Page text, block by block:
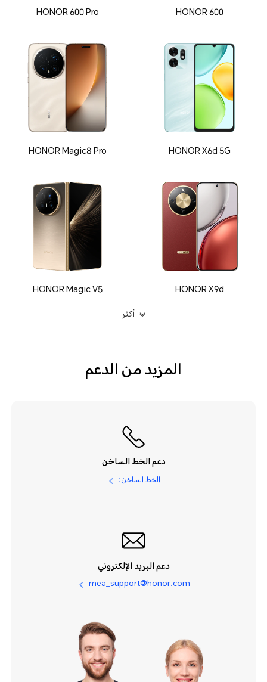
HONOR 600
HONOR 600 Pro
HONOR X6d 5G
HONOR Magic8 Pro
HONOR X9d
HONOR Magic V5
أكثر
المزيد من الدعم
دعم الخط الساخن
الخط الساخن:
دعم البريد الإلكتروني
mea_support@honor.com